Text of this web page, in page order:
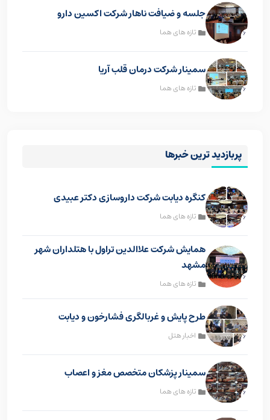
جلسه و ضیافت ناهار شرکت اکسین دارو
تازه های هما
سمینار شرکت درمان قلب آریا
تازه های هما
پربازدید ترین خبرها
کنگره دیابت شرکت داروسازی دکتر عبیدی
تازه های هما
همایش شرکت علاالدین تراول با هتلداران شهر
مشهد
تازه های هما
طرح پایش و غربالگری فشارخون و دیابت
اخبار هتل
سمینار پزشکان متخصص مغز و اعصاب
تازه های هما